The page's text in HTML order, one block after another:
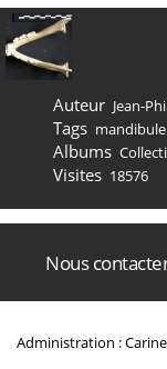
Auteur Jean-
Tags mandibule
Albums
Visites 18576
Nous
Administration :